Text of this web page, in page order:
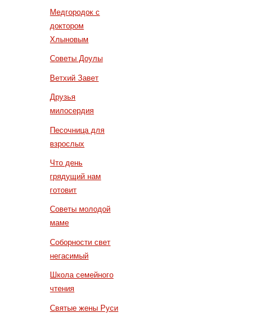
Медгородок с
доктором
Хлыновым
Советы Доулы
Ветхий Завет
Друзья
милосердия
Песочница для
взрослых
Что день
грядущий нам
готовит
Советы молодой
маме
Соборности свет
негасимый
Школа семейного
чтения
Святые жены Руси